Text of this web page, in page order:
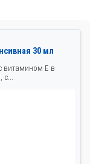
30 мл
витамином E в
с...